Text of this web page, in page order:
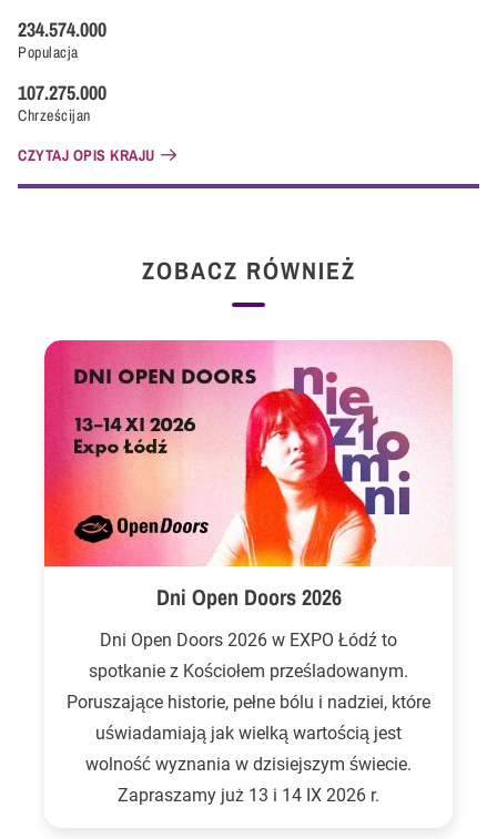
Populacja
234.574.000
Chrześcijan
107.275.000
CZYTAJ OPIS KRAJU
ZOBACZ RÓWNIEŻ
Dni Open Doors 2026
Dni Open Doors 2026 w EXPO Łódź to
spotkanie z Kościołem prześladowanym.
Poruszające historie, pełne bólu i nadziei, które
uświadamiają jak wielką wartością jest
wolność wyznania w dzisiejszym świecie.
Zapraszamy już 13 i 14 IX 2026 r.